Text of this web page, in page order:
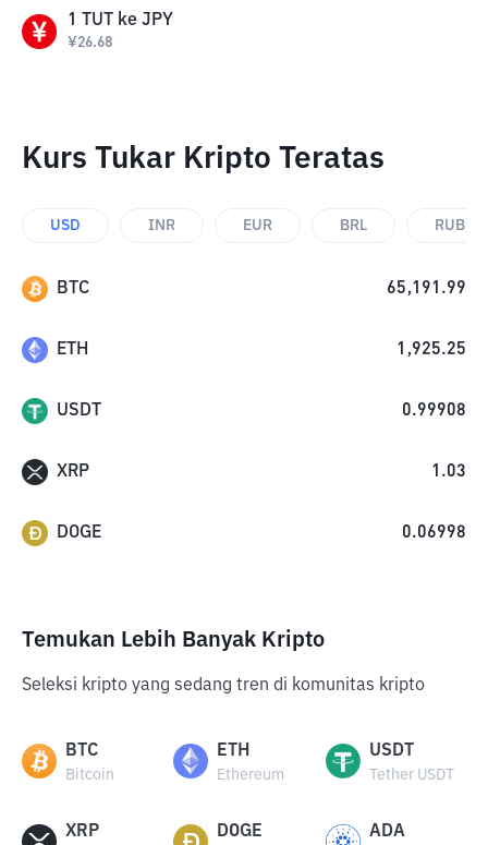
1 TUT ke JPY
¥26.68
Kurs Tukar Kripto Teratas
USD INR EUR BRL RUB
BTC 65,191.99
ETH 1,925.25
USDT 0.99908
XRP 1.03
DOGE 0.06998
Temukan Lebih Banyak Kripto
Seleksi kripto yang sedang tren di komunitas kripto
BTC
Bitcoin
ETH
Ethereum
USDT
Tether USDT
XRP DOGE ADA